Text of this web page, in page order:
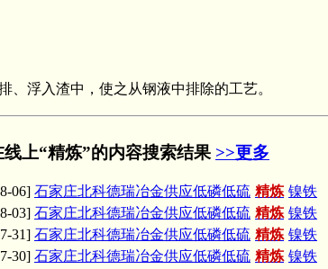
浮入渣中，使之从钢液中排除的工艺。
上“精炼”的内容搜索结果 >>更多
06] 石家庄北科德瑞冶金供应低磷低硫 精炼 镍铁
03] 石家庄北科德瑞冶金供应低磷低硫 精炼 镍铁
31] 石家庄北科德瑞冶金供应低磷低硫 精炼 镍铁
30] 石家庄北科德瑞冶金供应低磷低硫 精炼 镍铁